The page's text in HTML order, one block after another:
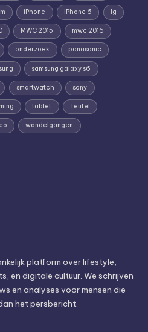
iPhone iPhone 6 lg
MWC 2015 mwc 2016
onderzoek panasonic
samsung galaxy s6
smartwatch sony
tablet Teufel
wandelgangen
platform over lifestyle,
en digitale cultuur. We schrijven
en analyses voor mensen die
het persbericht.